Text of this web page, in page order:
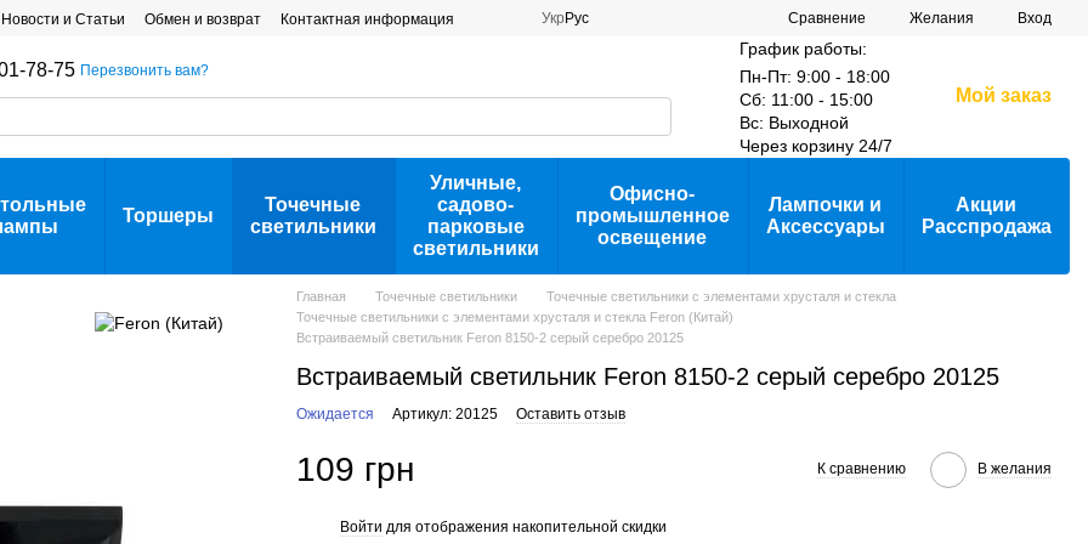
Новости и Статьи Обмен и возврат Контактная информация Укр Рус Сравнение Желания Вход
78-75 Перезвонить вам?
График работы:
Пн-Пт: 9:00 - 18:00
Сб: 11:00 - 15:00
Вс: Выходной
Через корзину 24/7
Мой заказ
Торшеры
Точечные
светильники
Уличные,
садово-
парковые
светильники
Офисно-
промышленное
освещение
Лампочки и
Аксессуары
Акции
Расспродажа
Главная Точечные светильники
Точечные светильники с элементами хрусталя и стекла
Точечные светильники с элементами хрусталя и стекла Feron (Китай)
Встраиваемый светильник Feron 8150-2 серый серебро 20125
Встраиваемый светильник Feron 8150-2 серый серебро 20125
Ожидается Артикул: 20125 Оставить отзыв
109 грн К сравнению В желания
Войти для отображения накопительной скидки